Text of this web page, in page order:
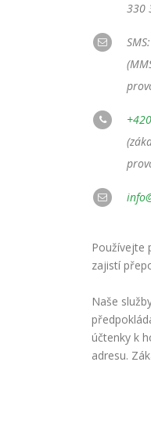
330
SMS:
Používejte
zajistí
Naše
účtenky k
adresu.